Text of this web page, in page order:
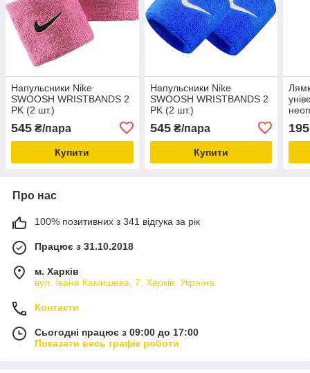
Напульсники Nike
SWOOSH WRISTBANDS 2
PK (2 шт.)
545 ₴/пара
Купити
Напульсники Nike
SWOOSH WRISTBANDS 2
PK (2 шт.)
545₴/пара
Купити
195
Про нас
100% позитивних з 341 відгука за рік
Працює з 31.10.2018
м. Харків
вул. Івана Камишева, 7, Харків, Україна
Контакти
Сьогодні працює з 09:00 до 17:00
Показати весь графік роботи